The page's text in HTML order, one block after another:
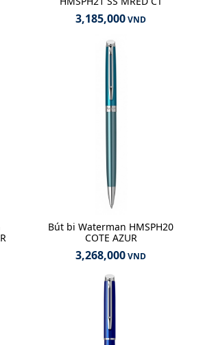
3,185,000VND
Bút bi Waterman HMSPH20
COTE AZUR
3,268,000VND